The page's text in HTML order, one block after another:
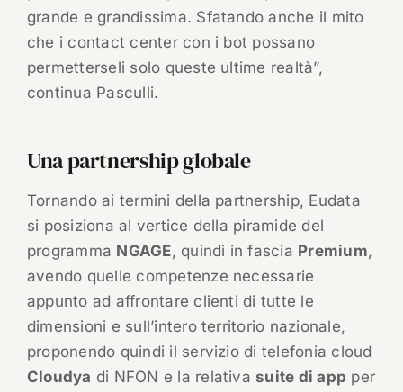
grande e grandissima. Sfatando anche il mito
che i contact center con i bot possano
permetterseli solo queste ultime realtà”,
continua Pasculli.
Una partnership globale
Tornando ai termini della partnership, Eudata
si posiziona al vertice della piramide del
programma NGAGE, quindi in fascia Premium,
avendo quelle competenze necessarie
appunto ad affrontare clienti di tutte le
dimensioni e sull’intero territorio nazionale,
proponendo quindi il servizio di telefonia cloud
Cloudya di NFON e la relativa suite di app per